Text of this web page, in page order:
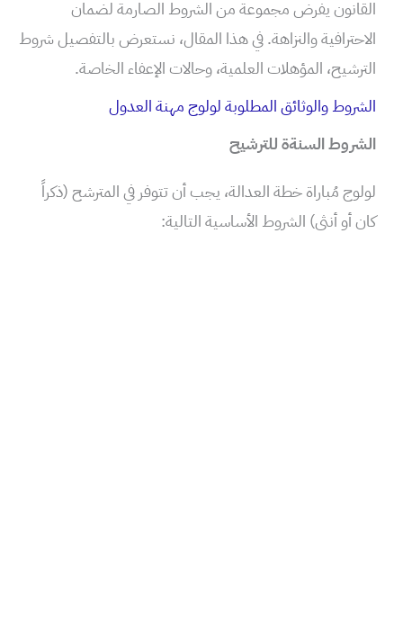
القانون يفرض مجموعة من الشروط الصارمة لضمان
الاحترافية والنزاهة. في هذا المقال، نستعرض بالتفصيل شروط
الترشيح، المؤهلات العلمية، وحالات الإعفاء الخاصة.
الشروط والوثائق المطلوبة لولوج مهنة العدول
الشروط السنةة للترشيح
لولوج مُباراة خطة العدالة، يجب أن تتوفر في المترشح (ذكراً
كان أو أنثى) الشروط الأساسية التالية: